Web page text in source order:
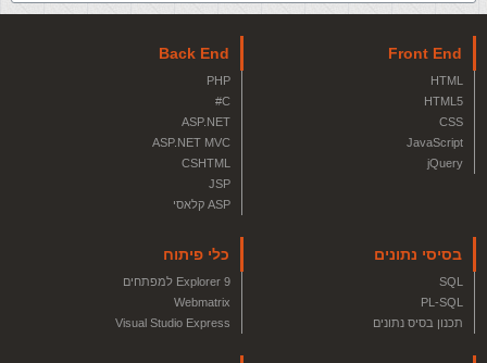
Front End
HTML
HTML5
CSS
JavaScript
jQuery
Back End
PHP
C#
ASP.NET
ASP.NET MVC
CSHTML
JSP
ASP קלאסי
בסיסי נתונים
SQL
PL-SQL
תכנון בסיס נתונים
כלי פיתוח
Explorer 9 למפתחים
Webmatrix
Visual Studio Express